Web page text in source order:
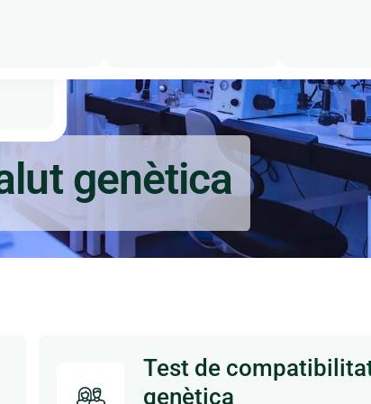
genètica
Test de
genètica